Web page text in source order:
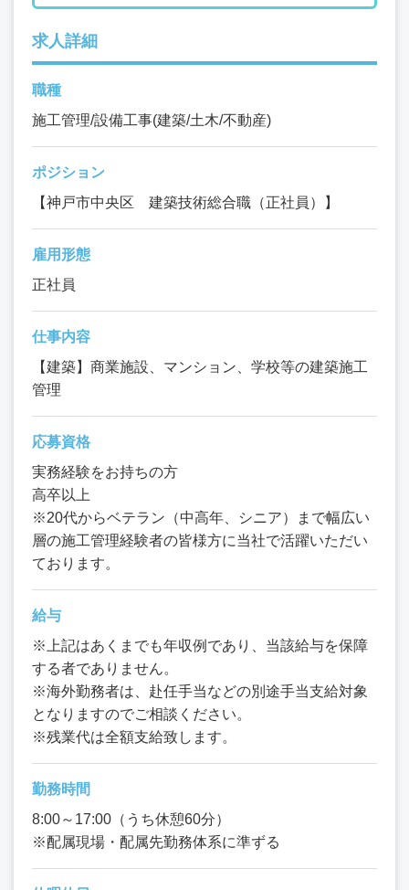
求人詳細
職種
施工管理/設備工事(建築/土木/不動産)
ポジション
【神戸市中央区 建築技術総合職（正社員）】
雇用形態
正社員
仕事内容
【建築】商業施設、マンション、学校等の建築施工
管理
応募資格
実務経験をお持ちの方
高卒以上
※20代からベテラン（中高年、シニア）まで幅広い
層の施工管理経験者の皆様方に当社で活躍いただい
ております。
給与
※上記はあくまでも年収例であり、当該給与を保障
する者でありません。
※海外勤務者は、赴任手当などの別途手当支給対象
となりますのでご相談ください。
※残業代は全額支給致します。
勤務時間
8:00～17:00（うち休憩60分）
※配属現場・配属先勤務体系に準ずる